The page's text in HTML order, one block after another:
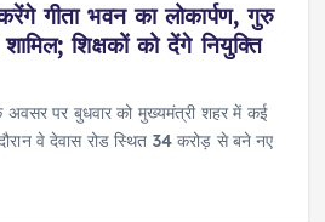
गीता भवन का लोकार्पण, गुरु
शामिल; शिक्षकों को देंगे नियुक्ति
पर बुधवार को मुख्यमंत्री शहर में कई
वे देवास रोड स्थित 34 करोड़ से बने नए